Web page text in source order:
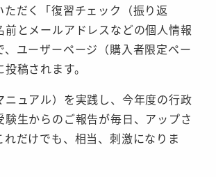
ただく「復習チェック（振り返
前とメールアドレスなどの個人情報
、ユーザーページ（購入者限定ペー
稿されます。
ニュアル）を実践し、今年度の行政
験生からのご報告が毎日、アップさ
れだけでも、相当、刺激になりま